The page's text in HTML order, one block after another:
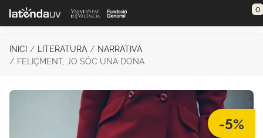
Saltar al contenido principal 0
INICI LITERATURA
NARRATIVA
FELIÇMENT, JO SÓC UNA DONA
-5%